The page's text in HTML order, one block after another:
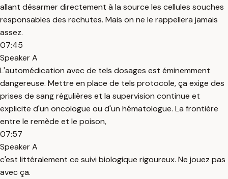
allant désarmer directement à la source les cellules souches
responsables des rechutes. Mais on ne le rappellera jamais
assez.
07:45
Speaker A
L'automédication avec de tels dosages est éminemment
dangereuse. Mettre en place de tels protocole, ça exige des
prises de sang régulières et la supervision continue et
explicite d'un oncologue ou d'un hématologue. La frontière
entre le remède et le poison,
07:57
Speaker A
c'est littéralement ce suivi biologique rigoureux. Ne jouez pas
avec ça.